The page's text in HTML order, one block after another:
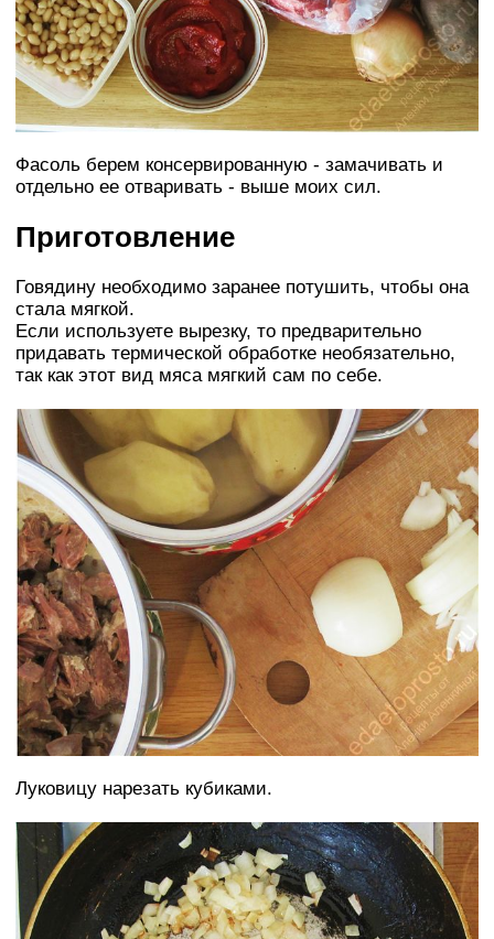
Фасоль берем консервированную - замачивать и
отдельно ее отваривать - выше моих сил.
Приготовление
Говядину необходимо заранее потушить, чтобы она
стала мягкой.
Если используете вырезку, то предварительно
придавать термической обработке необязательно,
так как этот вид мяса мягкий сам по себе.
Луковицу нарезать кубиками.